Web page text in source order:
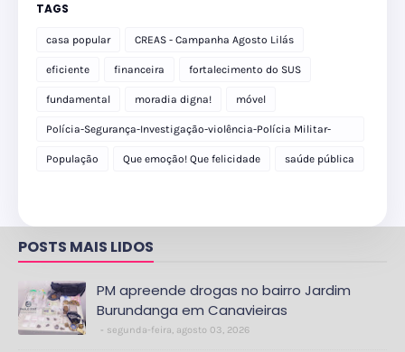
TAGS
casa popular CREAS - Campanha Agosto Lilás
eficiente financeira fortalecimento do SUS
fundamental moradia digna! móvel
Polícia-Segurança-Investigação-violência-Polícia Militar-
delegacia
População Que emoção! Que felicidade saúde pública
POSTS MAIS LIDOS
PM apreende drogas no bairro Jardim
Burundanga em Canavieiras
segunda-feira, agosto 03, 2026